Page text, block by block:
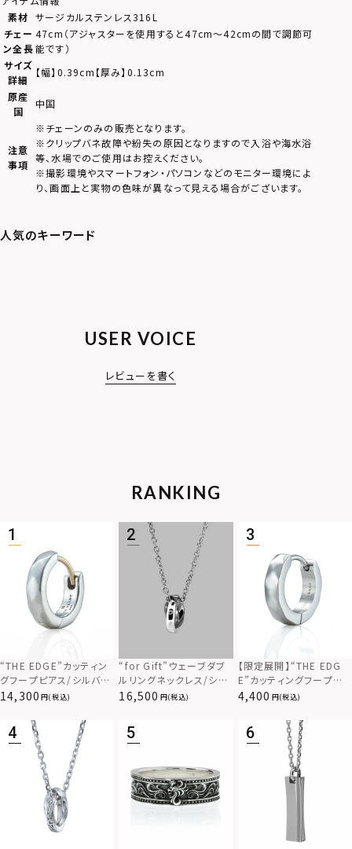
素材 サージカルステンレス316L
チェー
ン全長
47cm（アジャスターを使用すると47cm～42cmの間で調節可
能です）
サイズ
詳細
【幅】0.39cm【厚み】0.13cm
原産
国
中国
注意
事項
※チェーンのみの販売となります。
※クリップバネ故障や紛失の原因となりますので入浴や海水浴
等、水場でのご使用はお控えください。
※撮影環境やスマートフォン・パソコンなどのモニター環境によ
り、画面上と実物の色味が異なって見える場合がございます。
USER VOICE
レビューを書く
RANKING
“THE EDGE”カッティン
グフープピアス/シルバー
925
14,300 (税込)
“for Gift”ウェーブダブ
ルリングネックレス/シル
バー×ブラック/シルバー
16,500 (税込)
【限定展開】“THE EDG
E”カッティングフープピ
アス/サージカルステンレ
4,400 (税込)